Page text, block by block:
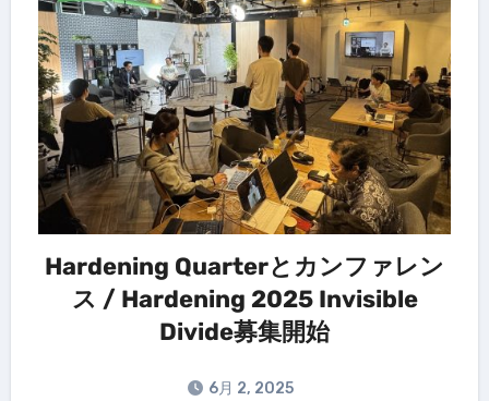
Hardening Quarterとカンファレン
ス / Hardening 2025 Invisible
Divide募集開始
6月 2, 2025